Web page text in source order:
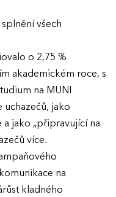
všech
o 2,75 %
akademickém roce, s
na MUNI
uchazečů, jako
a jako „připravující na
více.
na
kladného